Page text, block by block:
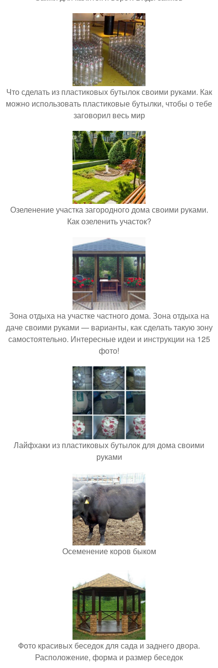
Что сделать из пластиковых бутылок своими руками. Как
можно использовать пластиковые бутылки, чтобы о тебе
заговорил весь мир
Озеленение участка загородного дома своими руками.
Как озеленить участок?
Зона отдыха на участке частного дома. Зона отдыха на
даче своими руками — варианты, как сделать такую зону
самостоятельно. Интересные идеи и инструкции на 125
фото!
Лайфхаки из пластиковых бутылок для дома своими
руками
Осеменение коров быком
Фото красивых беседок для сада и заднего двора.
Расположение, форма и размер беседок